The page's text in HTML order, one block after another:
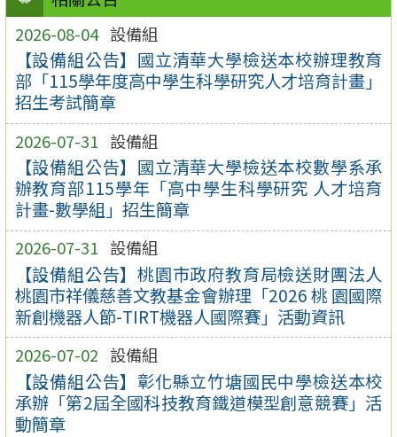
2026-08-04 設備組
【設備組公告】國立清華大學檢送本校辦理教育
部「115學年度高中學生科學研究人才培育計畫」
招生考試簡章
2026-07-31 設備組
【設備組公告】國立清華大學檢送本校數學系承
辦教育部115學年「高中學生科學研究 人才培育
計畫-數學組」招生簡章
2026-07-31 設備組
【設備組公告】桃園市政府教育局檢送財團法人
桃園市祥儀慈善文教基金會辦理「2026 桃 園國際
新創機器人節-TIRT機器人國際賽」活動資訊
2026-07-02 設備組
【設備組公告】彰化縣立竹塘國民中學檢送本校
承辦「第2屆全國科技教育鐵道模型創意競賽」活
動簡章